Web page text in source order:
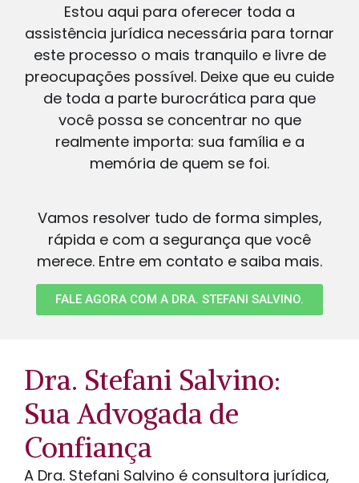
Estou aqui para oferecer toda a
assistência jurídica necessária para tornar
este processo o mais tranquilo e livre de
preocupações possível. Deixe que eu cuide
de toda a parte burocrática para que
você possa se concentrar no que
realmente importa: sua família e a
memória de quem se foi.
Vamos resolver tudo de forma simples,
rápida e com a segurança que você
merece. Entre em contato e saiba mais.
FALE AGORA COM A DRA. STEFANI SALVINO.
Dra. Stefani Salvino:
Sua Advogada de
Confiança
A Dra. Stefani Salvino é consultora jurídica,